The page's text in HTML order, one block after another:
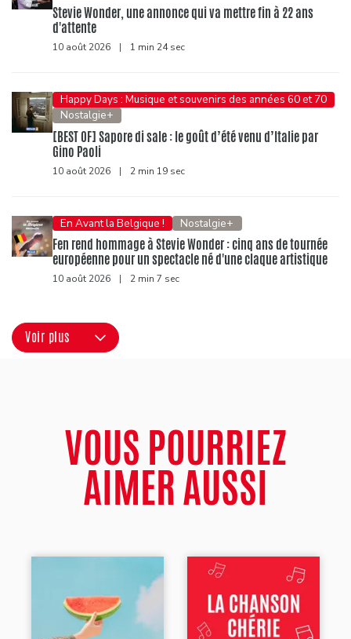
Stevie Wonder, une annonce qui va mettre fin à 22 ans
d'attente
10 août 2026 | 1 min 24 sec
Happy Days : Musique et souvenirs des années 60 et 70
Nostalgie+
[BEST OF] Sapore di sale : le goût d’été venu d’Italie par
Gino Paoli
10 août 2026 | 2 min 19 sec
En Avant la Belgique ! Nostalgie+
Fen rend hommage à Stevie Wonder : cinq ans de tournée
européenne pour un spectacle né d'une claque artistique
10 août 2026 | 2 min 7 sec
Voir plus
VOUS POURRIEZ
AIMER AUSSI